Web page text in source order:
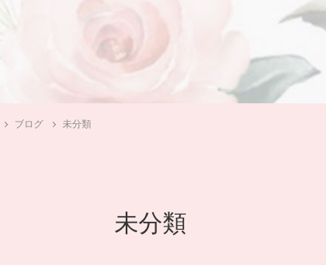
ブログ 未分類
未分類